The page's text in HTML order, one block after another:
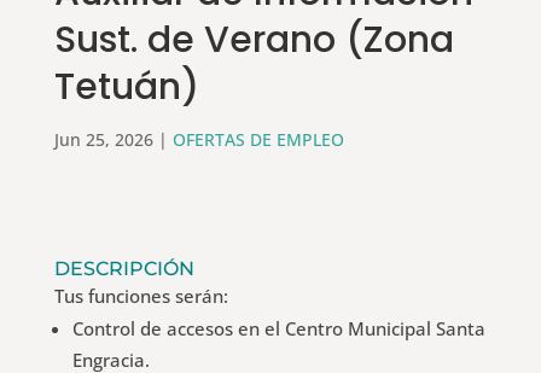
Sust. de Verano (Zona
Tetuán)
Jun 25, 2026| OFERTAS DE EMPLEO
DESCRIPCIÓN
Tus funciones serán:
Control de accesos en el Centro Municipal Santa
Engracia.